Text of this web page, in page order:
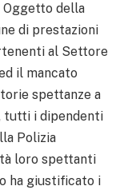
Oggetto della
di prestazioni
al Settore
il mancato
spettanze a
tutti i dipendenti
Polizia
loro spettanti
ha giustificato i